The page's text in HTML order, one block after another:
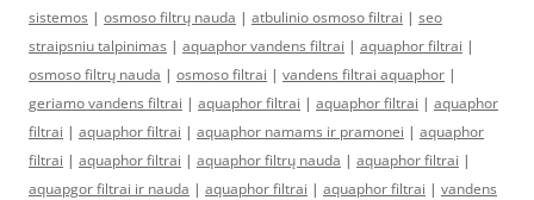
sistemos | osmoso filtrų nauda | atbulinio osmoso filtrai | seo
straipsniu talpinimas | aquaphor vandens filtrai | aquaphor filtrai |
osmoso filtrų nauda | osmoso filtrai | vandens filtrai aquaphor |
geriamo vandens filtrai | aquaphor filtrai | aquaphor filtrai | aquaphor
filtrai | aquaphor filtrai | aquaphor namams ir pramonei | aquaphor
filtrai | aquaphor filtrai | aquaphor filtrų nauda | aquaphor filtrai |
aquapgor filtrai ir nauda | aquaphor filtrai | aquaphor filtrai | vandens